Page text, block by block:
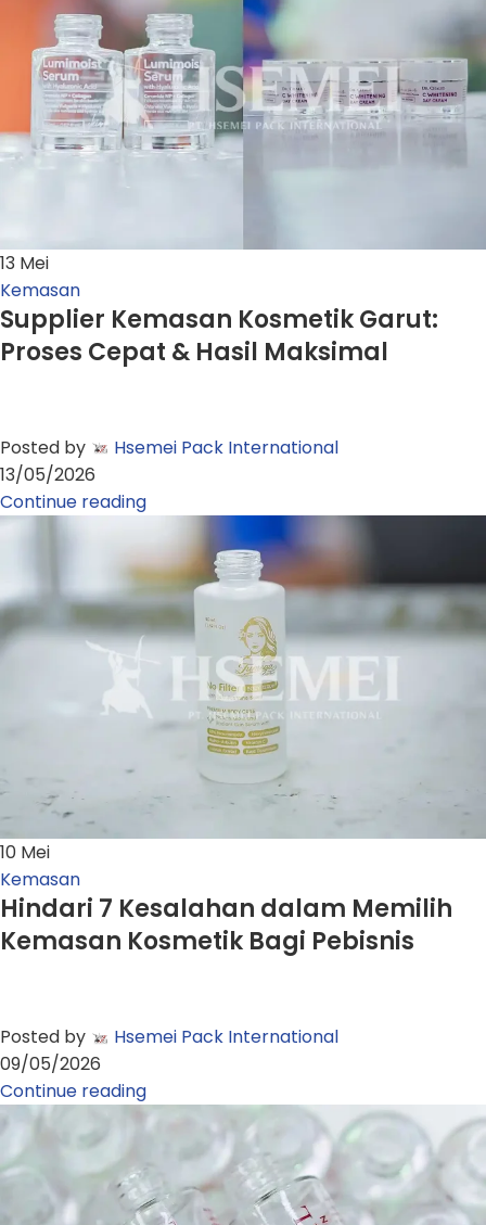
13 Mei
Kemasan
Supplier Kemasan Kosmetik Garut:
Proses Cepat & Hasil Maksimal
Posted by
Hsemei Pack International
13/05/2026
Continue reading
10 Mei
Kemasan
Hindari 7 Kesalahan dalam Memilih
Kemasan Kosmetik Bagi Pebisnis
Posted by
Hsemei Pack International
09/05/2026
Continue reading